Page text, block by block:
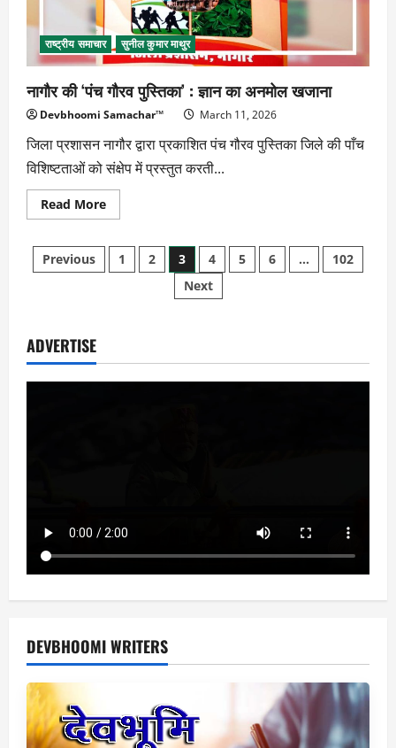
राष्ट्रीय समाचार सुनील कुमार माथुर
नागौर की ‘पंच गौरव पुस्तिका’ : ज्ञान का अनमोल खजाना
Devbhoomi Samachar™ March 11, 2026
जिला प्रशासन नागौर द्वारा प्रकाशित पंच गौरव पुस्तिका जिले की पाँच
विशिष्टताओं को संक्षेप में प्रस्तुत करती...
Read MoreRead
more
‘पंच
गौरव
Posts
Previous 1 2 3 4 5 6 …
102
Next
ADVERTISE
DEVBHOOMI WRITERS